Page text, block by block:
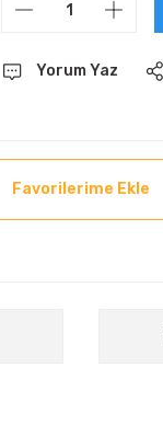
Yorum Yaz